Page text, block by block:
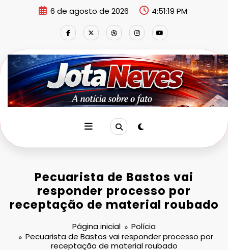
6 de agosto de 2026 4:51:19 PM
Pecuarista de Bastos vai
responder processo por
receptação de material roubado
Página inicial
Polícia
Pecuarista de Bastos vai responder processo por
receptação de material roubado